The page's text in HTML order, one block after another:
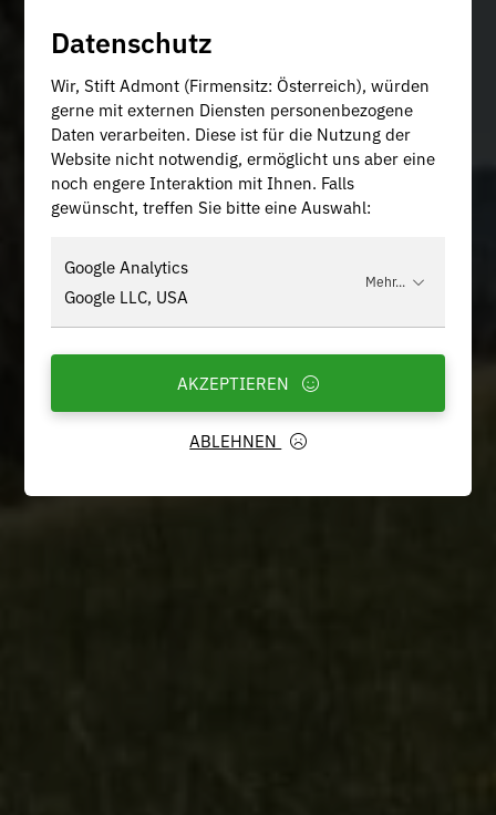
Datenschutz
Wir, Stift Admont (Firmensitz: Österreich), würden
gerne mit externen Diensten personenbezogene
Daten verarbeiten. Diese ist für die Nutzung der
Website nicht notwendig, ermöglicht uns aber eine
noch engere Interaktion mit Ihnen. Falls
gewünscht, treffen Sie bitte eine Auswahl:
Google Analytics
Google LLC, USA
Mehr...
ABLEHNEN
AKZEPTIEREN